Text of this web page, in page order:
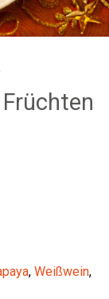
, Weißwein,